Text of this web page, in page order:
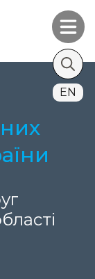
Search
for:
EN